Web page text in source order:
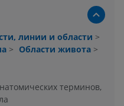
линии и области >
> Области живота >
терминов,